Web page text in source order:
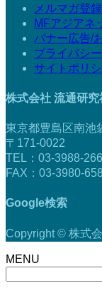
メルマガ登録
MFアジアネ
バナー広告/
プライバシ
サイトポリ
株式会社 流通研究
東京都豊島区南池
〒171-0022
TEL：03-3988-
FAX：03-3980-
Google検索
Copyright © 株式
MENU